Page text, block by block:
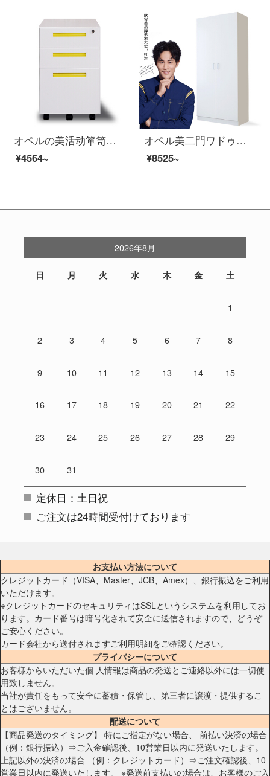
オペルの美活动箪笥钢制テーブルの下に、労働者用キャビネットのチェイェストの资料棚の低いキャビネットを挂ける。
¥4564~
オペル美二門ワドゥロワールドロブ社員寮のタンスは暖かい白です。
¥8525~
2026年8月
日 月 火 水 木 金 土
1
2 3 4 5 6 7 8
9 10 11 12 13 14 15
16 17 18 19 20 21 22
23 24 25 26 27 28 29
30 31
定休日：土日祝
ご注文は24時間受付けております
お支払い方法について
クレジットカード（VISA、Master、JCB、Amex）、銀行振込をご利用
いただけます。
※クレジットカードのセキュリティはSSLというシステムを利用してお
ります。カード番号は暗号化されて安全に送信されますので、どうぞ
ご安心ください。
カード会社から送付されますご利用明細をご確認ください。
プライバシーについて
お客様からいただいた個 人情報は商品の発送とご連絡以外には一切使
用致しません。
当社が責任をもって安全に蓄積・保管し、第三者に譲渡・提供するこ
とはございません。
配送について
【商品発送のタイミング】 特にご指定がない場合、 前払い決済の場合
（例：銀行振込）⇒ご入金確認後、10営業日以内に発送いたします。
上記以外の決済の場合 （例：クレジットカード）⇒ご注文確認後、10
営業日以内に発送いたします。 ※発送前支払いの場合は、お客様のご入